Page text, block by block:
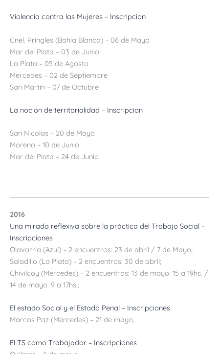
Violencia contra las Mujeres – Inscripcion
Cnel. Pringles (Bahia Blanca) – 06 de Mayo
Mar del Plata – 03 de Junio
La Plata – 05 de Agosto
Mercedes – 02 de Septiembre
San Martin – 07 de Octubre
La noción de territorialidad – Inscripcion
San Nicolas – 20 de Mayo
Moreno – 10 de Junio
Mar del Plata – 24 de Junio
2016
Una mirada reflexiva sobre la práctica del Trabajo Social –
Inscripciones
Olavarria (Azul) – 2 encuentros: 23 de abril / 7 de Mayo;
Saladillo (La Plata) – 2 encuentros: 30 de abril;
Chivilcoy (Mercedes) – 2 encuentros: 13 de mayo: 15 a 19hs. /
14 de mayo: 9 a 17hs.;
El estado Social y el Estado Penal – Inscripciones
Marcos Paz (Mercedes) – 21 de mayo;
El TS como Trabajador – Inscripciones